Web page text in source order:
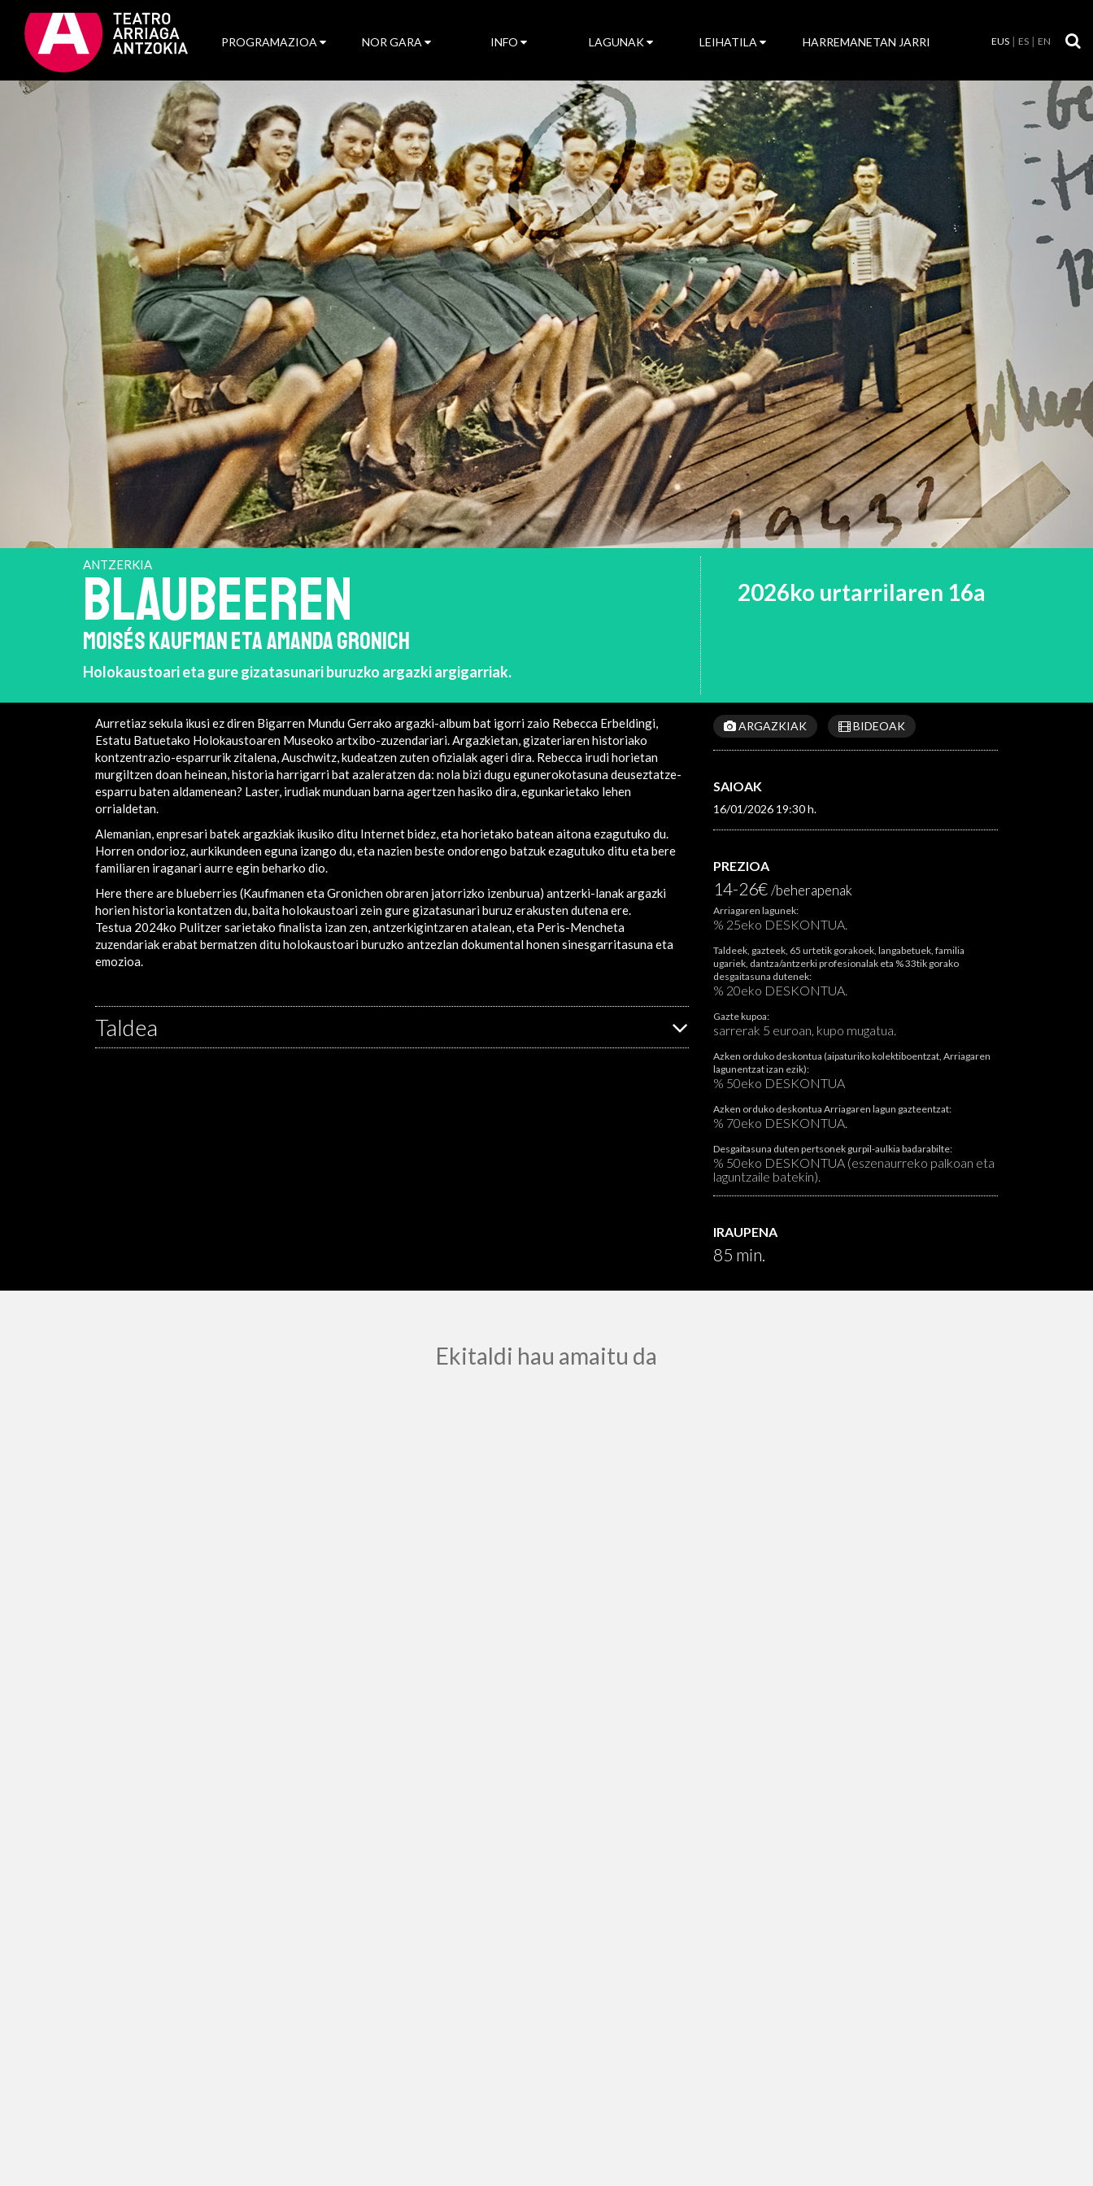
PROGRAMAZIOA NOR GARA INFO LAGUNAK LEIHATILA HARREMANETAN JARRI EUS ES EN
ANTZERKIA
BLAUBEEREN
MOISÉS KAUFMAN ETA AMANDA GRONICH
Holokaustoari eta gure gizatasunari buruzko argazki argigarriak.
2026ko urtarrilaren 16a
Aurretiaz sekula ikusi ez diren Bigarren Mundu Gerrako argazki-album bat igorri zaio Rebecca Erbeldingi,
Estatu Batuetako Holokaustoaren Museoko artxibo-zuzendariari. Argazkietan, gizateriaren historiako
kontzentrazio-esparrurik zitalena, Auschwitz, kudeatzen zuten ofizialak ageri dira. Rebecca irudi horietan
murgiltzen doan heinean, historia harrigarri bat azaleratzen da: nola bizi dugu egunerokotasuna deuseztatze-
esparru baten aldamenean? Laster, irudiak munduan barna agertzen hasiko dira, egunkarietako lehen
orrialdetan.
Alemanian, enpresari batek argazkiak ikusiko ditu Internet bidez, eta horietako batean aitona ezagutuko du.
Horren ondorioz, aurkikundeen eguna izango du, eta nazien beste ondorengo batzuk ezagutuko ditu eta bere
familiaren iraganari aurre egin beharko dio.
Here there are blueberries (Kaufmanen eta Gronichen obraren jatorrizko izenburua) antzerki-lanak argazki
horien historia kontatzen du, baita holokaustoari zein gure gizatasunari buruz erakusten dutena ere.
Testua 2024ko Pulitzer sarietako finalista izan zen, antzerkigintzaren atalean, eta Peris-Mencheta
zuzendariak erabat bermatzen ditu holokaustoari buruzko antzezlan dokumental honen sinesgarritasuna eta
emozioa.
Taldea
ARGAZKIAK BIDEOAK
SAIOAK
16/01/2026 19:30 h.
PREZIOA
14-26€/beherapenak
Arriagaren lagunek:
% 25eko DESKONTUA.
Taldeek, gazteek, 65 urtetik gorakoek, langabetuek, familia
ugariek, dantza/antzerki profesionalak eta % 33tik gorako
desgaitasuna dutenek:
% 20eko DESKONTUA.
Gazte kupoa:
sarrerak 5 euroan, kupo mugatua.
Azken orduko deskontua (aipaturiko kolektiboentzat, Arriagaren
lagunentzat izan ezik):
% 50eko DESKONTUA
Azken orduko deskontua Arriagaren lagun gazteentzat:
% 70eko DESKONTUA.
Desgaitasuna duten pertsonek gurpil-aulkia badarabilte:
% 50eko DESKONTUA (eszenaurreko palkoan eta
laguntzaile batekin).
IRAUPENA
85 min.
Ekitaldi hau amaitu da